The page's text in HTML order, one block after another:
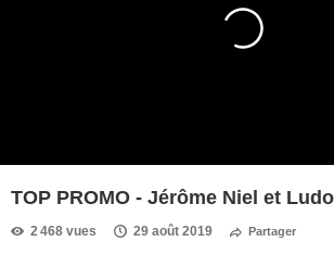
TOP PROMO - Jérôme Niel et
2 468 vues 29 août 2019 Partager